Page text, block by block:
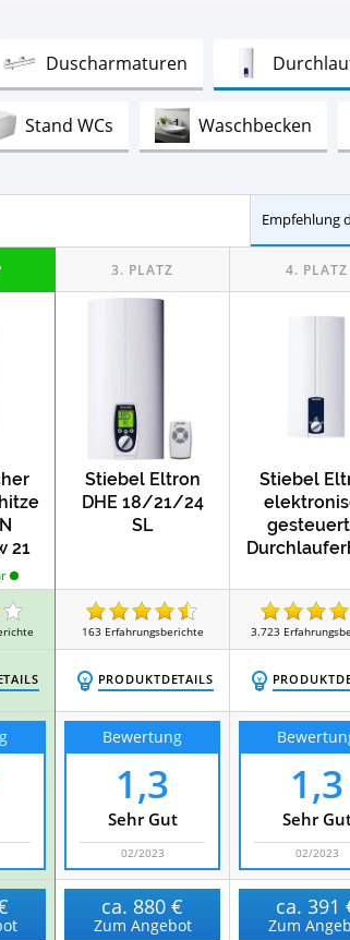
Duscharmaturen
Stand WCs Waschbecken
HängewaschbeckenTest
Wassersparende
Empfehlung
21
Stiebel Eltron
DHE 18/21/24
SL
Stiebel
163 Erfahrungsberichte 3.723
PRODUKTDETAILS
Bewertung
1,3
Sehr Gut
02/2023
1,3
Sehr
02/2023
ca. 880 €
Zum Angebot
ca.391
Zum